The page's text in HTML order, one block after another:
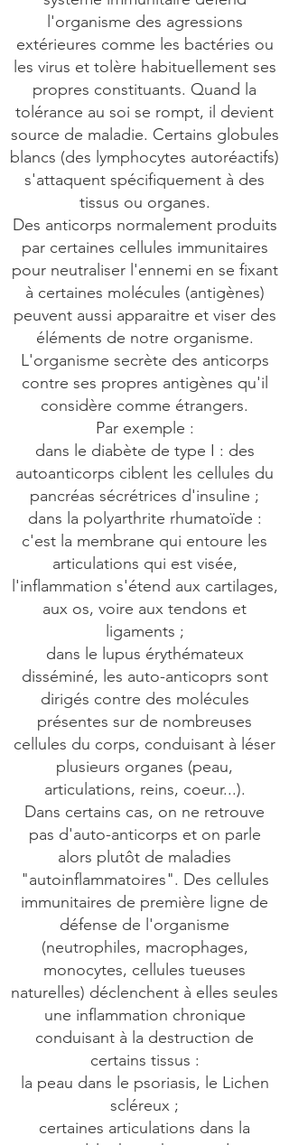
l'organisme des agressions
extérieures comme les bactéries ou
les virus et tolère habituellement ses
propres constituants. Quand la
tolérance au soi se rompt, il devient
source de maladie. Certains globules
blancs (des lymphocytes autoréactifs)
s'attaquent spécifiquement à des
tissus ou organes.
Des anticorps normalement produits
par certaines cellules immunitaires
pour neutraliser l'ennemi en se fixant
à certaines molécules (antigènes)
peuvent aussi apparaitre et viser des
éléments de notre organisme.
L'organisme secrète des anticorps
contre ses propres antigènes qu'il
considère comme étrangers.
Par exemple :
dans le diabète de type I : des
autoanticorps ciblent les cellules du
pancréas sécrétrices d'insuline ;
dans la polyarthrite rhumatoïde :
c'est la membrane qui entoure les
articulations qui est visée,
l'inflammation s'étend aux cartilages,
aux os, voire aux tendons et
ligaments ;
dans le lupus érythémateux
disséminé, les auto-anticoprs sont
dirigés contre des molécules
présentes sur de nombreuses
cellules du corps, conduisant à léser
plusieurs organes (peau,
articulations, reins, coeur...).
Dans certains cas, on ne retrouve
pas d'auto-anticorps et on parle
alors plutôt de maladies
"autoinflammatoires". Des cellules
immunitaires de première ligne de
défense de l'organisme
(neutrophiles, macrophages,
monocytes, cellules tueuses
naturelles) déclenchent à elles seules
une inflammation chronique
conduisant à la destruction de
certains tissus :
la peau dans le psoriasis, le Lichen
scléreux ;
certaines articulations dans la